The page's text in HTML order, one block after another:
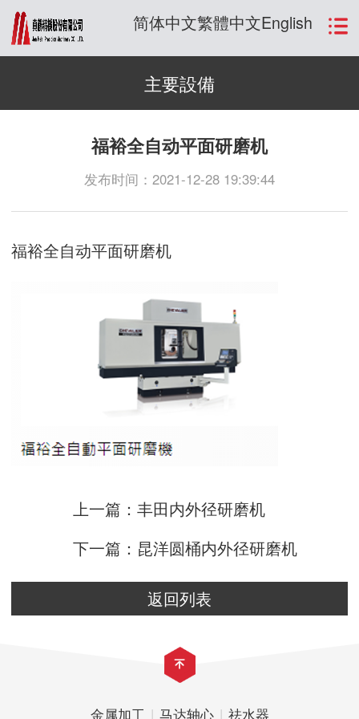
简体中文繁體中文English
主要設備
福裕全自动平面研磨机
发布时间：2021-12-28 19:39:44
福裕全自动平面研磨机
上一篇：丰田内外径研磨机
下一篇：昆洋圆桶内外径研磨机
返回列表
金属加工 | 马达轴心 | 祛水器